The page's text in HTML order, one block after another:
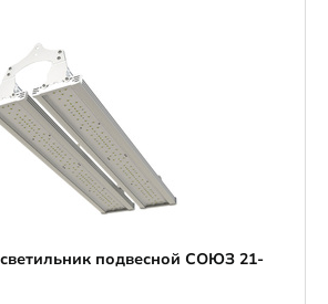
подвесной СОЮЗ 21-